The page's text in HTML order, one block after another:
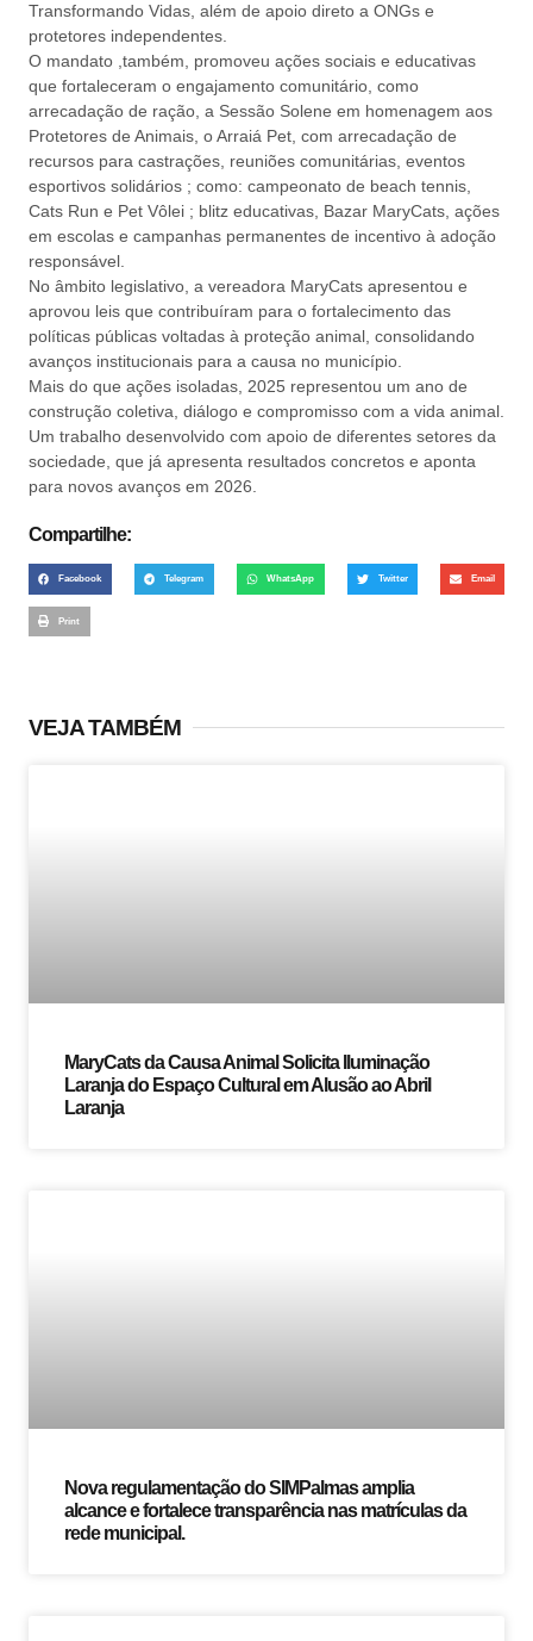
Transformando Vidas, além de apoio direto a ONGs e
protetores independentes.
O mandato ,também, promoveu ações sociais e educativas
que fortaleceram o engajamento comunitário, como
arrecadação de ração, a Sessão Solene em homenagem aos
Protetores de Animais, o Arraiá Pet, com arrecadação de
recursos para castrações, reuniões comunitárias, eventos
esportivos solidários ; como: campeonato de beach tennis,
Cats Run e Pet Vôlei ; blitz educativas, Bazar MaryCats, ações
em escolas e campanhas permanentes de incentivo à adoção
responsável.
No âmbito legislativo, a vereadora MaryCats apresentou e
aprovou leis que contribuíram para o fortalecimento das
políticas públicas voltadas à proteção animal, consolidando
avanços institucionais para a causa no município.
Mais do que ações isoladas, 2025 representou um ano de
construção coletiva, diálogo e compromisso com a vida animal.
Um trabalho desenvolvido com apoio de diferentes setores da
sociedade, que já apresenta resultados concretos e aponta
para novos avanços em 2026.
Compartilhe:
Facebook Telegram WhatsApp Twitter Email
Print
VEJA TAMBÉM
MaryCats da Causa Animal Solicita Iluminação
Laranja do Espaço Cultural em Alusão ao Abril
Laranja
Nova regulamentação do SIMPalmas amplia
alcance e fortalece transparência nas matrículas da
rede municipal.